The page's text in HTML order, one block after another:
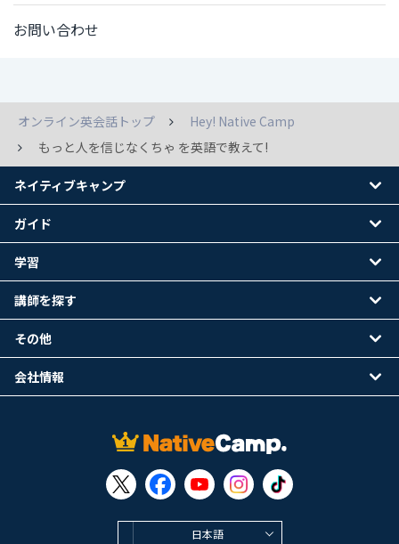
お問い合わせ
オンライン英会話トップ
Hey! Native Camp
もっと人を信じなくちゃ を英語で教えて!
日本語
ネイティブキャンプ
ガイド
学習
講師を探す
その他
会社情報